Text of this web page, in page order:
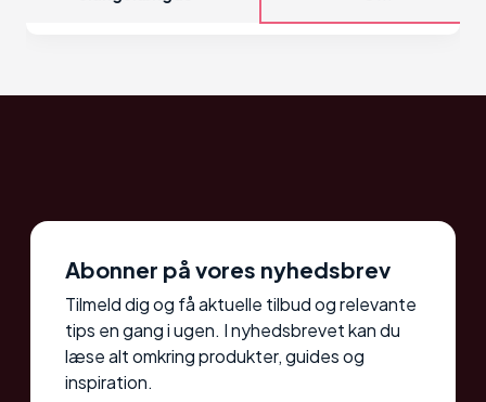
Abonner på vores nyhedsbrev
Tilmeld dig og få aktuelle tilbud og relevante
tips en gang i ugen. I nyhedsbrevet kan du
læse alt omkring produkter, guides og
inspiration.